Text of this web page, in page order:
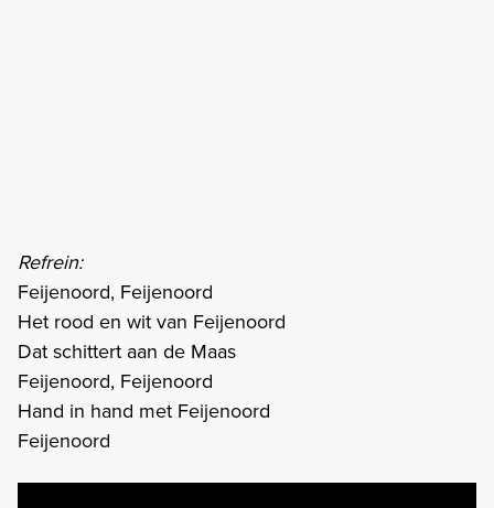
Refrein:
Feijenoord, Feijenoord
Het rood en wit van Feijenoord
Dat schittert aan de Maas
Feijenoord, Feijenoord
Hand in hand met Feijenoord
Feijenoord